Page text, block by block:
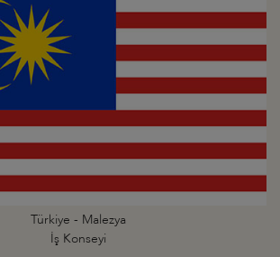
Türkiye - Malezya
İş Konseyi